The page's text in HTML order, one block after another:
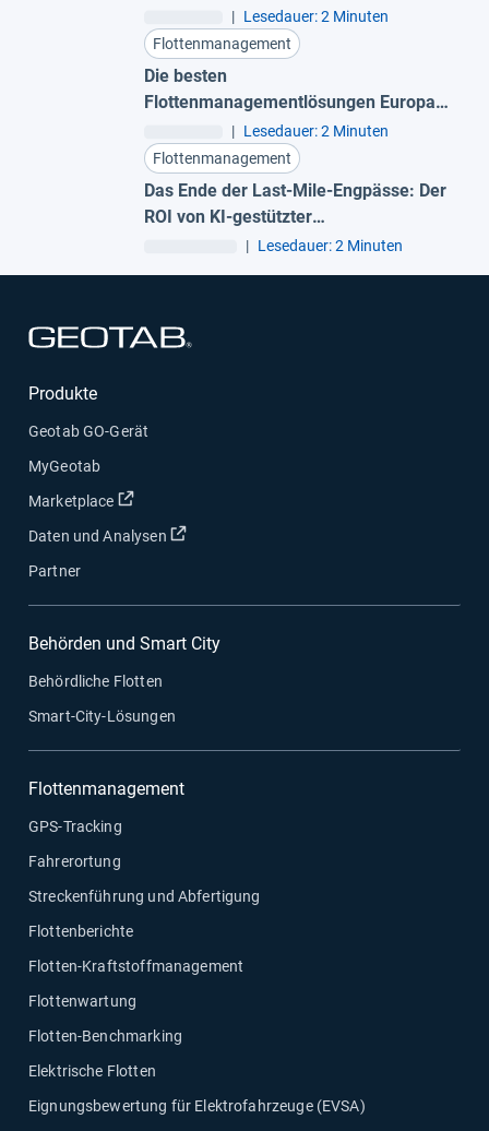
| Lesedauer: 2 Minuten
Flottenmanagement
Die besten
Flottenmanagementlösungen Europas
| Lesedauer: 2 Minuten
Flottenmanagement
Das Ende der Last-Mile-Engpässe: Der
ROI von KI-gestützter
Routenoptimierung
| Lesedauer: 2 Minuten
Produkte
Geotab GO-Gerät
MyGeotab
Marketplace
In neuem Fenster öffnen
Daten und Analysen In neuem Fenster öffnen
Partner
Behörden und Smart City
Behördliche Flotten
Smart-City-Lösungen
Flottenmanagement
GPS-Tracking
Fahrerortung
Streckenführung und Abfertigung
Flottenberichte
Flotten-Kraftstoffmanagement
Flottenwartung
Flotten-Benchmarking
Elektrische Flotten
Eignungsbewertung für Elektrofahrzeuge (EVSA)